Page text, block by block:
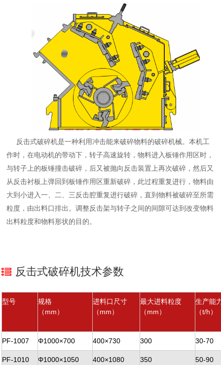
反击式破碎机是一种利用冲击能来破碎物料的破碎机械。本机工
作时，在电动机的带动下，转子高速旋转，物料进入板锤作用区时，
与转子上的板锤撞击破碎，后又被抛向反击装置上再次破碎，然后又
从反击衬板上弹回到板锤作用区重新破碎，此过程重复进行，物料由
大到小进入一、二、三反击腔重复进行破碎，直到物料被破碎至所需
粒度，由出料口排出。调整反击架与转子之间的间隙可达到改变物料
出料粒度和物料形状的目的。
反击式破碎机技术参数
型号
规格
（mm）
进料口尺寸
（mm）
最大进料粒度
（mm）
生产能
（t/h）
PF-1007 Φ1000×700 400×730 300 30-70
PF-1010 Φ1000×1050 400×1080 350 50-90